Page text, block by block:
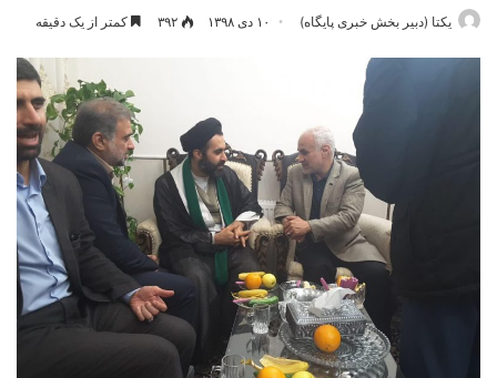
یکتا (دبیر بخش خبری پایگاه) ۱۰ دی ۱۳۹۸ ۳۹۲ کمتر از یک دقیقه